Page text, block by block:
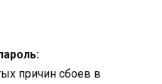
причин сбоев в